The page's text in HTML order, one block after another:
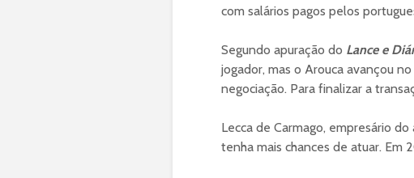
com salários pagos pelos
Segundo apuração do Lance e
jogador, mas o Arouca avançou
negociação. Para finalizar a
Lecca de Carmago, empresário
tenha mais chances de atuar. Em